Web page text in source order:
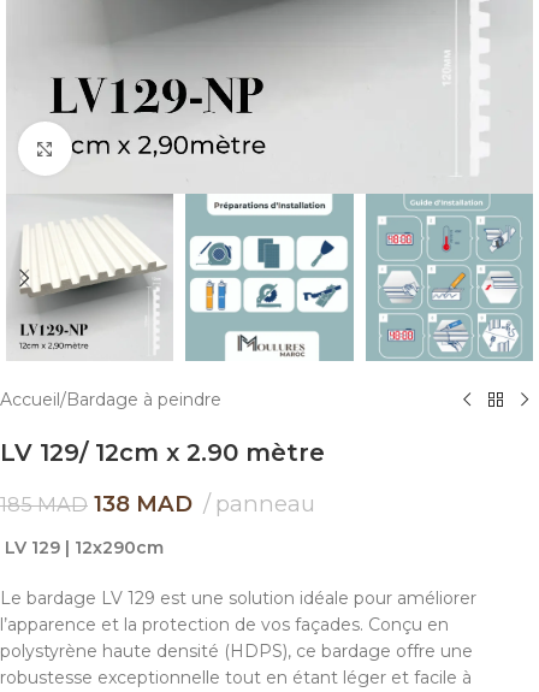
Click to enlarge
Accueil /Bardage à peindre
LV 129/ 12cm x 2.90 mètre
185MAD 138 MAD panneau
LV 129 | 12x290cm
Le bardage LV 129 est une solution idéale pour améliorer
l’apparence et la protection de vos façades. Conçu en
polystyrène haute densité (HDPS), ce bardage offre une
robustesse exceptionnelle tout en étant léger et facile à